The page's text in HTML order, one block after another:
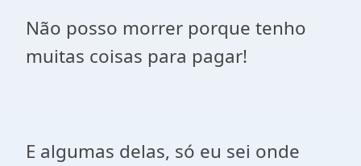
Não posso morrer porque tenho
muitas coisas para pagar!
E algumas delas, só eu sei onde